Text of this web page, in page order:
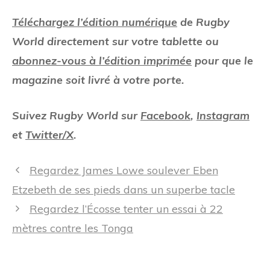
Téléchargez l’édition numérique de Rugby
World directement sur votre tablette ou
abonnez-vous à l’édition imprimée pour que le
magazine soit livré à votre porte.
Suivez Rugby World sur Facebook, Instagram
et Twitter/X.
Navigation
des
Regardez James Lowe soulever Eben
Etzebeth de ses pieds dans un superbe tacle
Regardez l’Écosse tenter un essai à 22
mètres contre les Tonga